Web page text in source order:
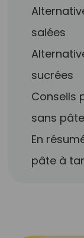
salées
sucrées
Conseils
sans pâte
En
pâte à